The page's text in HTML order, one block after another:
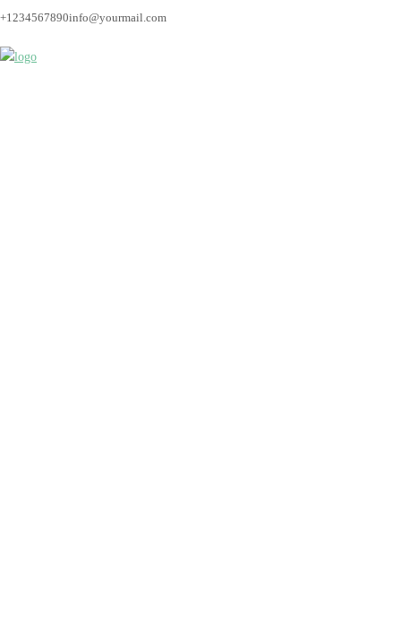
+1234567890info@yourmail.com